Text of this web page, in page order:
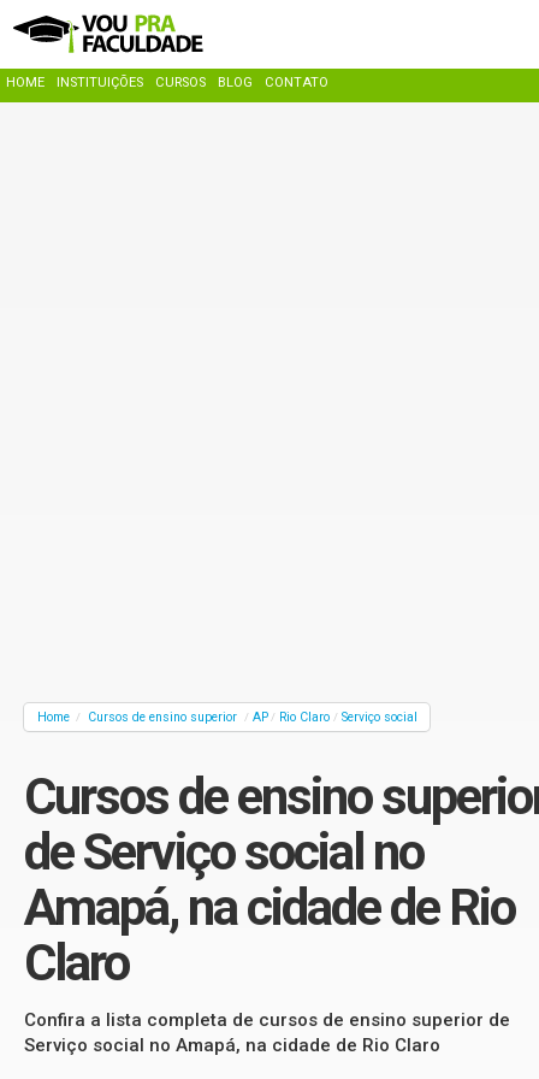
HOME INSTITUIÇÕES CURSOS BLOG CONTATO
Home / Cursos de ensino superior / AP / Rio Claro / Serviço social
Cursos de ensino
de Serviço social no
Amapá, na cidade de Rio
Claro
Confira a lista completa de cursos de ensino superior de
Serviço social no Amapá, na cidade de Rio Claro